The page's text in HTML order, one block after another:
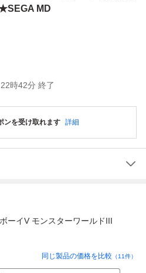
MD
時42分 終了
ンを受け取れます 詳細
ーイV モンスターワールドIII
同じ製品の価格を比較 （11件）